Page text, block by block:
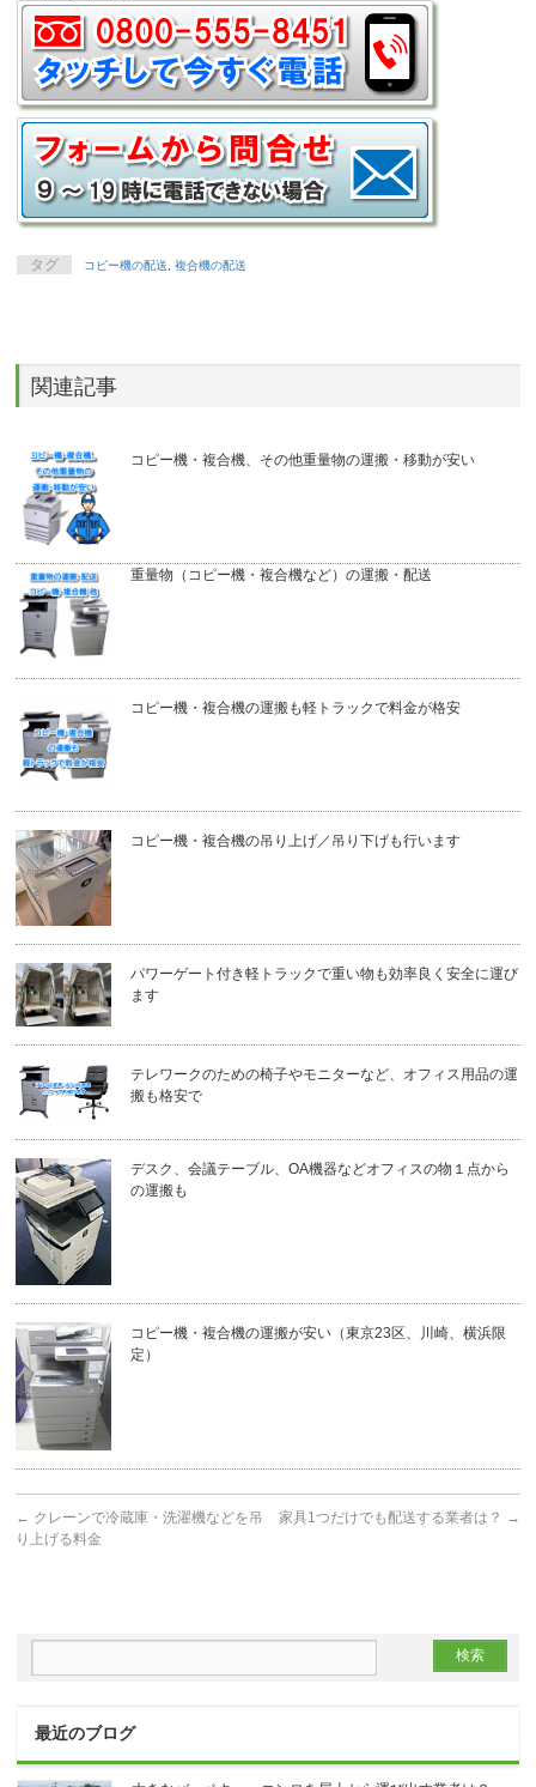
タグ コピー機の配送 ,複合機の配送
関連記事
コピー機・複合機、その他重量物の運搬・移動が安い
重量物（コピー機・複合機など）の運搬・配送
コピー機・複合機の運搬も軽トラックで料金が格安
コピー機・複合機の吊り上げ／吊り下げも行います
パワーゲート付き軽トラックで重い物も効率良く安全に運び
ます
テレワークのための椅子やモニターなど、オフィス用品の運
搬も格安で
デスク、会議テーブル、OA機器などオフィスの物１点から
の運搬も
コピー機・複合機の運搬が安い（東京23区、川崎、横浜限
定）
← クレーンで冷蔵庫・洗濯機などを吊
り上げる料金
家具1つだけでも配送する業者は？ →
最近のブログ